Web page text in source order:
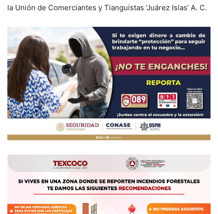
la Unión de Comerciantes y Tianguistas ‘Juárez Islas’ A. C.